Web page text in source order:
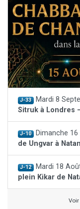
J-33 Mardi 8
Sitruk à Londres
J-10 Dimanche 16
de Ungvar à
J-12 Mardi 18 Août
plein Kikar de